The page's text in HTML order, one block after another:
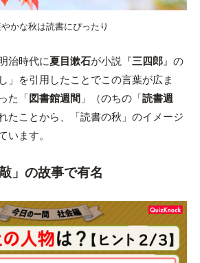
かな秋は読書にぴったり
治時代に夏目漱石が小説『三四郎』の
」を引用したことでこの言葉が広ま
た「 図書館週間 」（のちの「読書週
たことから、「読書の秋」のイメージ
います。
」の故事で有名